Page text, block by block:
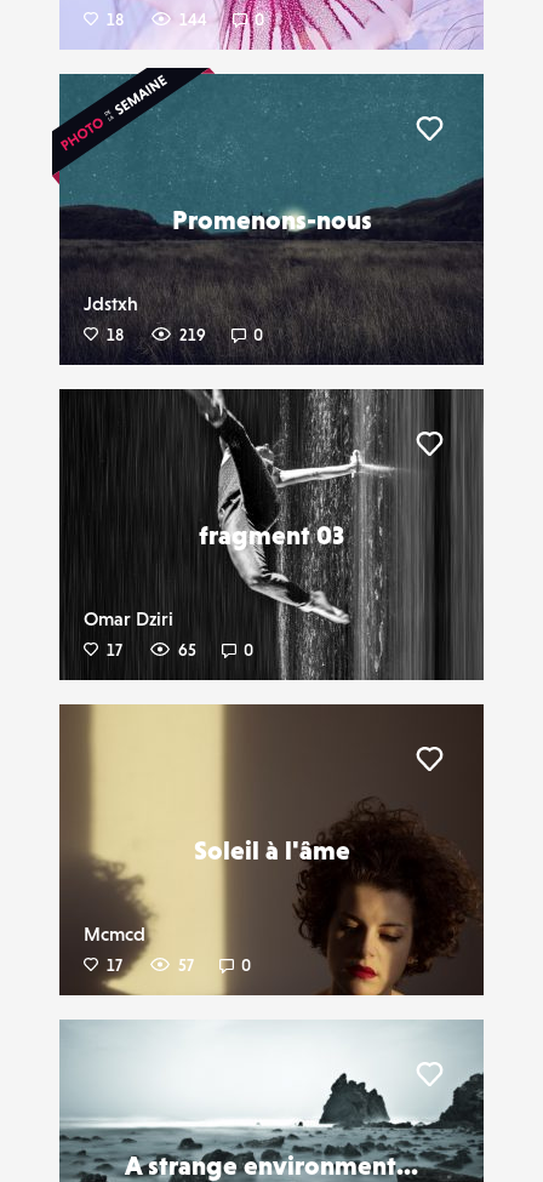
18 144 0
Promenons-nous
Jdstxh
18 219 0
fragment 03
Omar Dziri
17 65 0
Soleil à l'âme
Mcmcd
17 57 0
A strange environment...
Liker